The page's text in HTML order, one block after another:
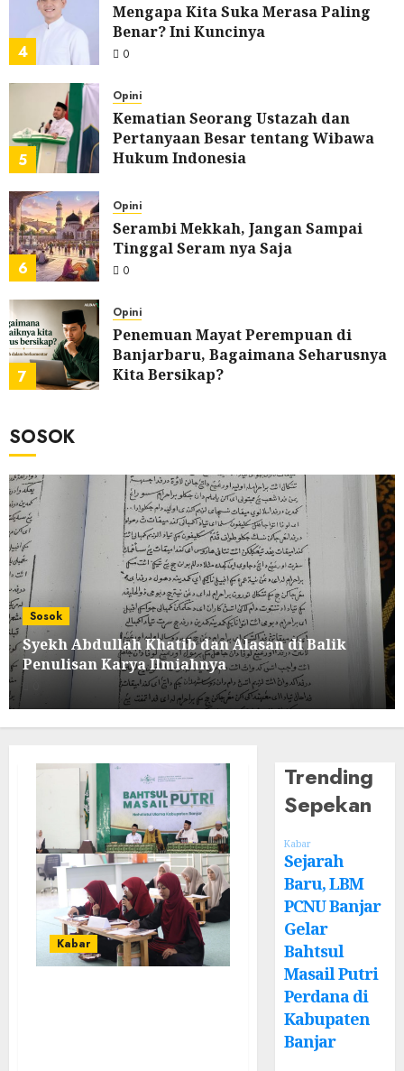
4
Mengapa Kita Suka Merasa Paling
Benar? Ini Kuncinya
0
5
Opini
Kematian Seorang Ustazah dan
Pertanyaan Besar tentang Wibawa
Hukum Indonesia
6
Opini
Serambi Mekkah, Jangan Sampai
Tinggal Seram nya Saja
0
7
Opini
Penemuan Mayat Perempuan di
Banjarbaru, Bagaimana Seharusnya
Kita Bersikap?
SOSOK
Sosok
Syekh Abdullah Khatib dan Alasan di Balik
Penulisan Karya Ilmiahnya
Kabar
Trending
Sepekan
Kabar
Sejarah
Baru, LBM
PCNU Banjar
Gelar
Bahtsul
Masail Putri
Perdana di
Kabupaten
Banjar